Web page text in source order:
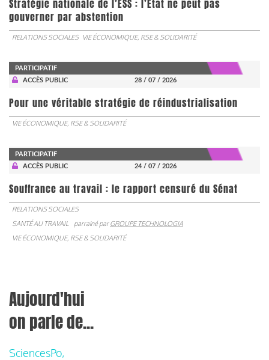
Stratégie nationale de l’ESS : l’État ne peut pas
gouverner par abstention
RELATIONS SOCIALES VIE ÉCONOMIQUE, RSE & SOLIDARITÉ
PARTICIPATIF
ACCÈS PUBLIC
28 / 07 / 2026
Pour une véritable stratégie de réindustrialisation
VIE ÉCONOMIQUE, RSE & SOLIDARITÉ
PARTICIPATIF
ACCÈS PUBLIC
24 / 07 / 2026
Souffrance au travail : le rapport censuré du Sénat
RELATIONS SOCIALES
SANTÉ AU TRAVAIL
parrainé parGROUPE TECHNOLOGIA
VIE ÉCONOMIQUE, RSE & SOLIDARITÉ
Aujourd'hui
on parle de...
SciencesPo,